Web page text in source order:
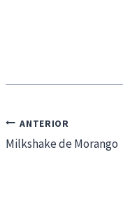
Navegação
de
ANTERIOR
Milkshake de Morango